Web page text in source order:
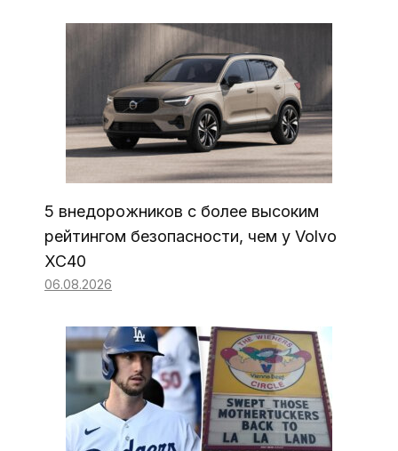
5 внедорожников с более высоким
рейтингом безопасности, чем у Volvo
XC40
06.08.2026